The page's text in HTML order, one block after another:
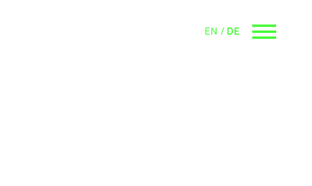
EN DE